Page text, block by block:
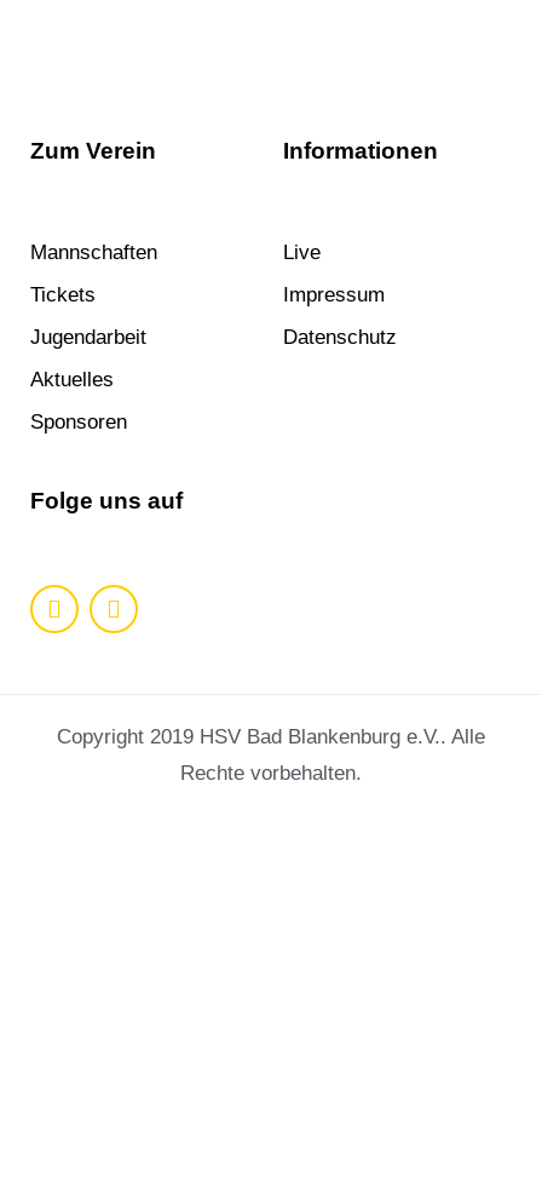
Zum Verein
Mannschaften
Tickets
Jugendarbeit
Aktuelles
Sponsoren
Informationen
Live
Impressum
Datenschutz
Folge uns auf
Copyright 2019 HSV Bad Blankenburg e.V.. Alle
Rechte vorbehalten.